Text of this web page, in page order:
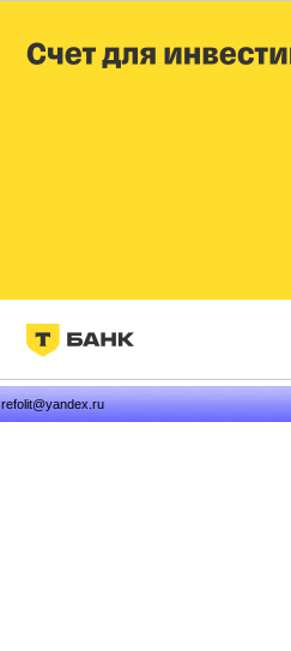
refolit@yandex.ru